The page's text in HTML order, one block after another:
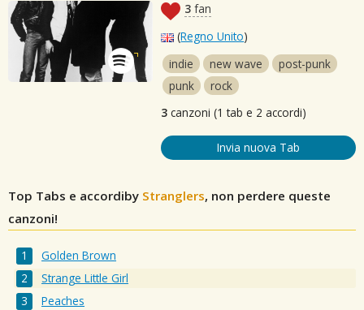
3 fan
(Regno Unito)
indie
new wave
post-punk
punk
rock
3 canzoni (1 tab e 2 accordi)
Invia nuova Tab
Top Tabs e accordiby Stranglers, non perdere queste
canzoni!
Golden Brown
Strange Little Girl
Peaches